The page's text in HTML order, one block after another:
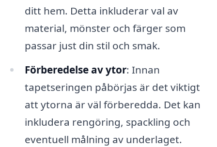
ditt hem. Detta inkluderar val av
material, mönster och färger som
passar just din stil och smak.
Förberedelse av ytor: Innan
tapetseringen påbörjas är det viktigt
att ytorna är väl förberedda. Det kan
inkludera rengöring, spackling och
eventuell målning av underlaget.